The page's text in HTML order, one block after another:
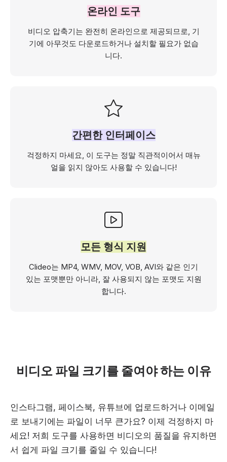
온라인 도구
비디오 압축기는 완전히 온라인으로 제공되므로, 기
기에 아무것도 다운로드하거나 설치할 필요가 없습
니다.
간편한 인터페이스
걱정하지 마세요, 이 도구는 정말 직관적이어서 매뉴
얼을 읽지 않아도 사용할 수 있습니다!
모든 형식 지원
Clideo는 MP4, WMV, MOV, VOB, AVI와 같은 인기
있는 포맷뿐만 아니라, 잘 사용되지 않는 포맷도 지원
합니다.
비디오 파일 크기를 줄여야 하는 이유
인스타그램, 페이스북, 유튜브에 업로드하거나 이메일
로 보내기에는 파일이 너무 큰가요? 이제 걱정하지 마
세요! 저희 도구를 사용하면 비디오의 품질을 유지하면
서 쉽게 파일 크기를 줄일 수 있습니다!